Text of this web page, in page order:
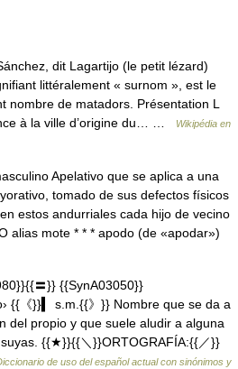
dit Lagartijo (le petit lézard)
littéralement « surnom », est le
nombre de matadors. Présentation L
à la ville d’origine du… …
Wikipédia en
Apelativo que se aplica a una
tomado de sus defectos físicos
estos andurriales cada hijo de vecino
alias mote * * * apodo (de «apodar»)
〓}} {{SynA03050}}
{{《}}▍ s.m.{{》}} Nombre que se da a
del propio y que suele aludir a alguna
{{★}}{{＼}}ORTOGRAFÍA:{{／}}
de uso del español actual con sinónimos y